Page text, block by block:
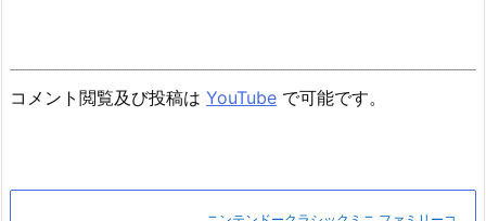
コメント閲覧及び投稿は YouTube で可能です。